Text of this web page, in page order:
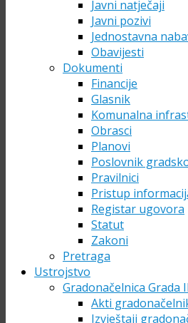
Javni natječaji
Javni pozivi
Jednostavna
Obavijesti
Dokumenti
Financije
Glasnik
Komunalna
Obrasci
Planovi
Poslovnik
Pravilnici
Pristup
Registar ugovora
Statut
Zakoni
Pretraga
Ustrojstvo
Gradonačelnica Grada
Akti
Izvještaji